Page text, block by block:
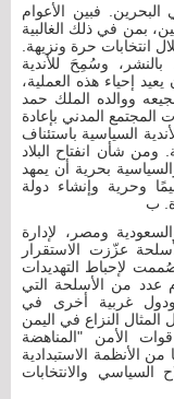
فبين الأعوام
البحرينيين، بمن في ذلك الغالبية
انتخابات حرة ونزيهة.
وسُمِحَ للأندية
إحياء هذه العملية،
ووالده الملك حمد
المدني بإعادة
السياسية باستئناف
ومن شأن انفتاح البلاد
بحرية أن يمهد
وحرية وإنشاء دولة
ب
ومصر، لإدارة
عزّزت الاستقرار
لإحباط التهديدات
عدد من الأسلحة التي
ودول غربية أخرى في
النزاع في اليمن
الأمن "المناهضة
الأنظمة الاستبدادية
السياسي والانتخابات